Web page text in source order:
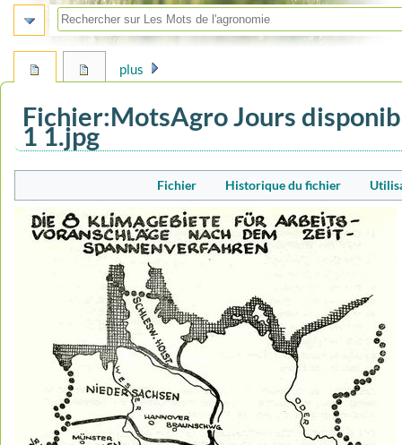
Fichier:MotsAgro Jours
1 1.jpg
à
navigation
à
recherche
Fichier Historique du fichier
plus